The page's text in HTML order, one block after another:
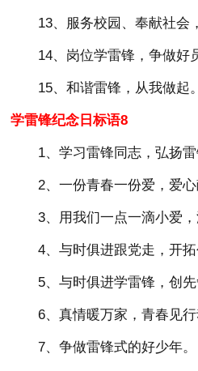
13、服务校园、奉献社会，
14、岗位学雷锋，争做好员
15、和谐雷锋，从我做起。
学雷锋纪念日标语8
1、学习雷锋同志，弘扬雷
2、一份青春一份爱，爱心
3、用我们一点一滴小爱，
4、与时俱进跟党走，开拓
5、与时俱进学雷锋，创先
6、真情暖万家，青春见行
7、争做雷锋式的好少年。